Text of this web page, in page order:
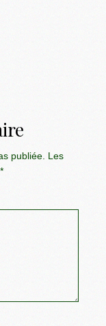
publiée. Les
*